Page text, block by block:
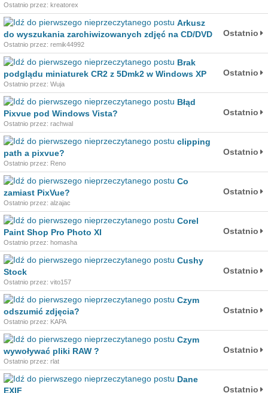
Ostatnio przez: kreatorex
Arkusz
do wyszukania zarchiwizowanych zdjęć na CD/DVD
Ostatnio przez: remik44992
Ostatnio
Brak
podglądu miniaturek CR2 z 5Dmk2 w Windows XP
Ostatnio przez: Wuja
Ostatnio
Błąd
Pixvue pod Windows Vista?
Ostatnio przez: rachwal
Ostatnio
clipping
path a pixvue?
Ostatnio przez: Reno
Ostatnio
Co
zamiast PixVue?
Ostatnio przez: alzajac
Ostatnio
Corel
Paint Shop Pro Photo XI
Ostatnio przez: homasha
Ostatnio
Cushy
Stock
Ostatnio przez: vito157
Ostatnio
Czym
odszumić zdjęcia?
Ostatnio przez: KAPA
Ostatnio
Czym
wywoływać pliki RAW ?
Ostatnio przez: rlat
Ostatnio
Dane
EXIF
Ostatnio